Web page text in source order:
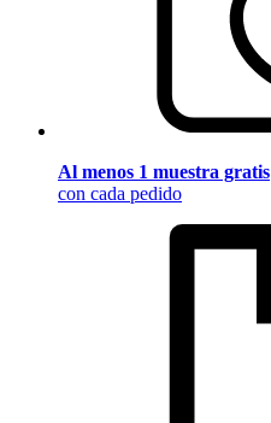
Al menos 1 muestra gratis
con cada pedido